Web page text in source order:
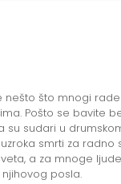
nešto što mnogi
Pošto se bavite
su sudari u
smrti za radno
a za mnoge
posla.